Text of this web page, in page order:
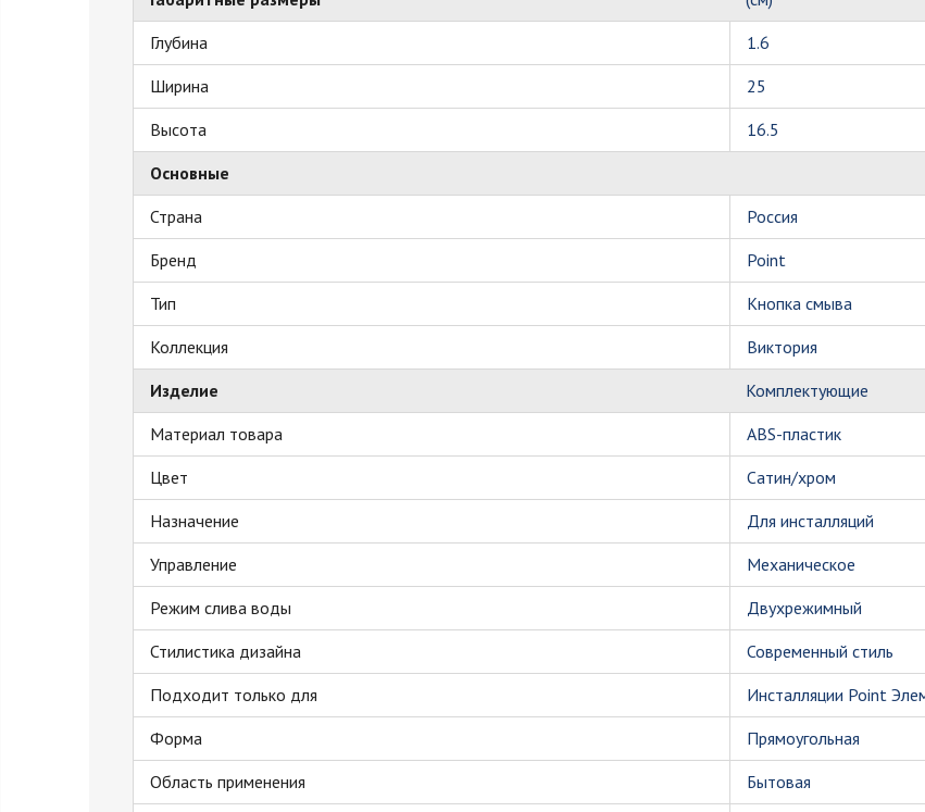
Глубина
1.6
Ширина
25
Высота
16.5
Основные
Страна
Россия
Бренд
Point
Тип
Кнопка смыва
Коллекция
Виктория
Изделие
Комплектующие
Материал товара
ABS-пластик
Цвет
Сатин/хром
Назначение
Для инсталляций
Управление
Механическое
Режим слива воды
Двухрежимный
Стилистика дизайна
Современный стиль
Подходит только для
Инсталляции Point
Форма
Прямоугольная
Область применения
Бытовая